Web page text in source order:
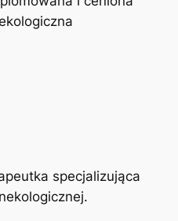
specjalizująca